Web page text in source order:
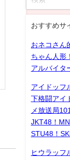
おすすめサ
おネコさん
ちゃん人形
アルバイタ
アイドッ
下格闘アイ
メ放送局
JKT48！
STU48！
ヒウラッフ